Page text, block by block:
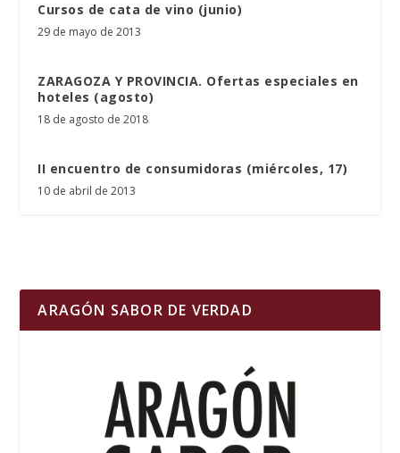
Cursos de cata de vino (junio)
29 de mayo de 2013
ZARAGOZA Y PROVINCIA. Ofertas especiales en
hoteles (agosto)
18 de agosto de 2018
II encuentro de consumidoras (miércoles, 17)
10 de abril de 2013
ARAGÓN SABOR DE VERDAD